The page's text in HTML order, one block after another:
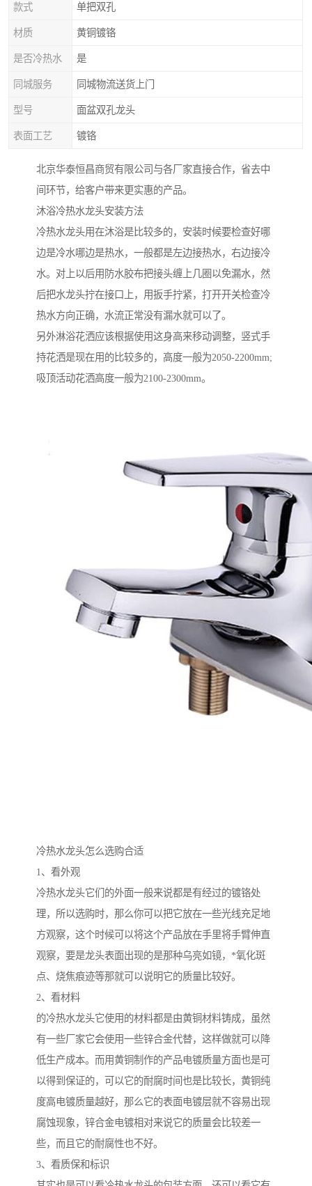
款式 单把双孔
材质 黄铜镀铬
是否冷热水 是
同城服务 同城物流送货上门
型号 面盆双孔龙头
表面工艺 镀铬
北京华泰恒昌商贸有限公司与各厂家直接合作，省去中
间环节，给客户带来更实惠的产品。
沐浴冷热水龙头安装方法
冷热水龙头用在沐浴是比较多的，安装时候要检查好哪
边是冷水哪边是热水，一般都是左边接热水，右边接冷
水。对上以后用防水胶布把接头缠上几圈以免漏水，然
后把水龙头拧在接口上，用扳手拧紧，打开开关检查冷
热水方向正确，水流正常没有漏水就可以了。
另外淋浴花洒应该根据使用这身高来移动调整，竖式手
持花洒是现在用的比较多的，高度一般为2050-2200mm;
吸顶活动花洒高度一般为2100-2300mm。
冷热水龙头怎么选购合适
1、看外观
冷热水龙头它们的外面一般来说都是有经过的镀铬处
理，所以选购时，那么你可以把它放在一些光线充足地
方观察，这个时候可以将这个产品放在手里将手臂伸直
观察，要是龙头表面出现的是那种乌亮如镜，*氧化斑
点、烧焦痕迹等那就可以说明它的质量比较好。
2、看材料
的冷热水龙头它使用的材料都是由黄铜材料铸成，虽然
有一些厂家它会使用一些锌合金代替，这样做就可以降
低生产成本。而用黄铜制作的产品电镀质量方面也是可
以得到保证的，可以它的耐腐时间也是比较长，黄铜纯
度高电镀质量越好，那么它的表面电镀层就不容易出现
腐蚀现象，锌合金电镀相对来说它的质量会比较差一
些，而且它的耐腐性也不好。
3、看质保和标识